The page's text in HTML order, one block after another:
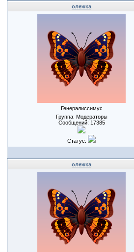
олежка
Генералиссимус
Группа: Модераторы
Сообщений: 17385
Статус:
олежка